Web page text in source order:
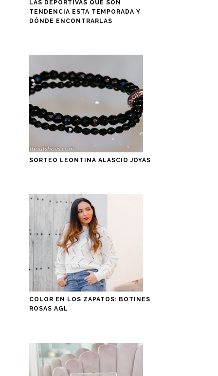
LAS DEPORTIVAS QUE SON
TENDENCIA ESTA TEMPORADA Y
DÓNDE ENCONTRARLAS
SORTEO LEONTINA ALASCIO JOYAS
COLOR EN LOS ZAPATOS: BOTINES
ROSAS AGL